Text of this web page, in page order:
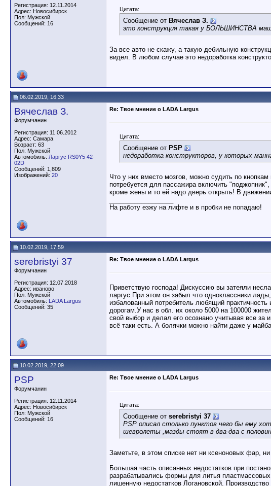
Регистрация: 12.11.2014
Адрес: Новосибирск
Пол: Мужской
Сообщений: 16
Цитата:
Сообщение от Вячеслав З.
это конструкция такая у БОЛЬШИНСТВА
За все авто не скажу, а такую дебильную
видел. В любом случае это недоработка
06.02.2019, 16:33
Вячеслав З.
Форумчанин
Регистрация: 11.06.2012
Адрес: Самара
Возраст: 63
Пол: Мужской
Автомобиль: Ларгус RS0Y5 42-
02D
Сообщений: 1,809
Изображений: 20
Re: Твое мнение о LADA Largus
Цитата:
Сообщение от PSP
недоработка конструкторов, у которых
Что у них вместо мозгов, можно судить по
потребуется для пассажира включить
кроме жены и то ей надо дверь открыть! В
На работу езжу на лифте и в пробки не попадаю!
10.02.2019, 17:59
serebristyi 37
Форумчанин
Регистрация: 12.07.2018
Адрес: иваново
Пол: Мужской
Автомобиль: LADA Largus
Сообщений: 35
Re: Твое мнение о LADA Largus
Приветствую господа! Дискуссию вы затеяли
ларгус.При этом он забыл что одноклассники
избалованный потребитель любящий практичность
дорогам.У нас в обл. их около 5000 на 100000
свой выбор и делал его осознано учитывая все за
всё таки есть. А болячки можно найти даже у
10.02.2019, 22:09
PSP
Форумчанин
Регистрация: 12.11.2014
Адрес: Новосибирск
Пол: Мужской
Сообщений: 16
Re: Твое мнение о LADA Largus
Цитата:
Сообщение от serebristyi 37
PSP описал столько пунктов чего бы ему
шевролеты ,мазды стоят в два-два с
Заметьте, в этом списке нет ни ксеноновых фар,
Большая часть описанных недостатков при
разрабатывались формы для литья
лишенную недостатков Логановской.